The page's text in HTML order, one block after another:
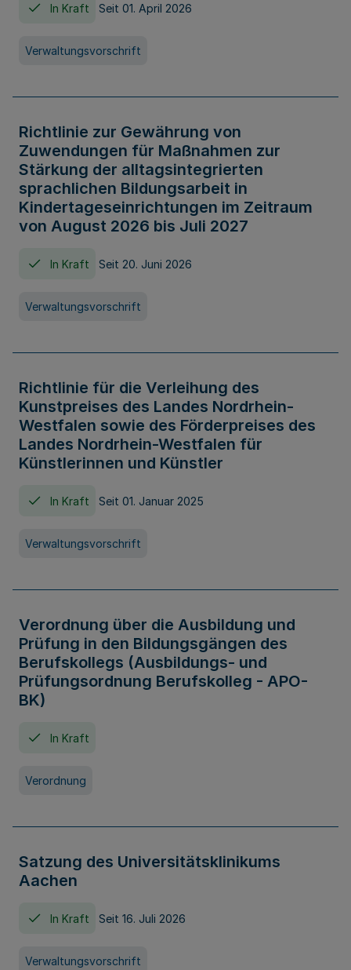
In Kraft Seit 01. April 2026
Verwaltungsvorschrift
Richtlinie zur Gewährung von
Zuwendungen für Maßnahmen zur
Stärkung der alltagsintegrierten
sprachlichen Bildungsarbeit in
Kindertageseinrichtungen im Zeitraum
von August 2026 bis Juli 2027
In Kraft Seit 20. Juni 2026
Verwaltungsvorschrift
Richtlinie für die Verleihung des
Kunstpreises des Landes Nordrhein-
Westfalen sowie des Förderpreises des
Landes Nordrhein-Westfalen für
Künstlerinnen und Künstler
In Kraft Seit 01. Januar 2025
Verwaltungsvorschrift
Verordnung über die Ausbildung und
Prüfung in den Bildungsgängen des
Berufskollegs (Ausbildungs- und
Prüfungsordnung Berufskolleg - APO-
BK)
In Kraft
Verordnung
Satzung des Universitätsklinikums
Aachen
In Kraft Seit 16. Juli 2026
Verwaltungsvorschrift